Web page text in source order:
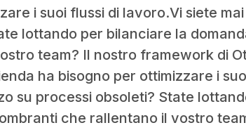
i suoi flussi di lavoro.Vi siete
lottando per bilanciare la
team? Il nostro framework di
ha bisogno per ottimizzare i
su processi obsoleti? State
che rallentano il vostro